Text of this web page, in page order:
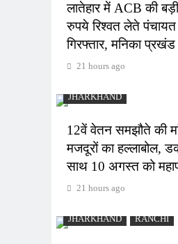
लातेहार में ACB की बड़ी
रुपये रिश्वत लेते
गिरफ्तार, मनिका
21 hours ago
JHARKHAND
12वें वेतन समझौते की
मजदूरों का हल्लाबोल,
साथ 10 अगस्त को
21 hours ago
JHARKHAND RANCHI